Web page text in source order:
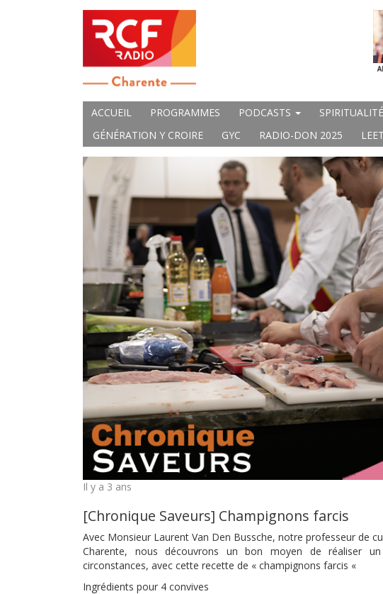
ACCUEIL PROGRAMMES PODCASTS SPIRITUALITÉ
GÉNÉRATION Y CROIRE
GYC RADIO-DON 2025
Il y a 3 ans
[Chronique Saveurs] Champignons farcis
Avec Monsieur Laurent Van Den Bussche, notre professeur de
Charente, nous découvrons un bon moyen de réaliser
circonstances, avec cette recette de « champignons farcis «
Ingrédients pour 4 convives